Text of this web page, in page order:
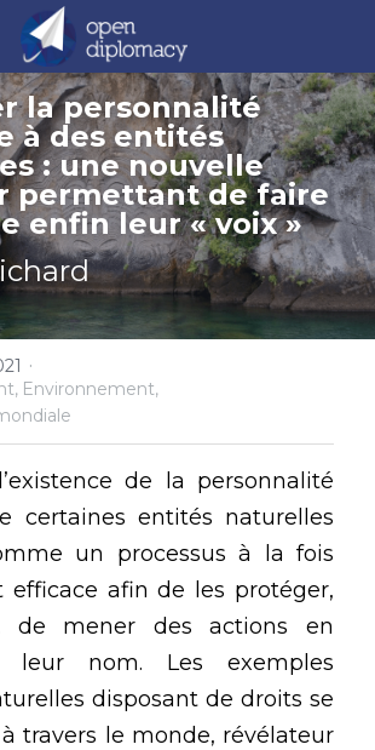
leaders
la polycrise
la personnalité
à des entités
: une nouvelle
permettant de faire
enfin leur « voix »
·
Environnement,
de la personnalité
certaines entités naturelles
un processus à la fois
efficace afin de les protéger,
de mener des actions en
leur nom. Les exemples
disposant de droits se
travers le monde, révélateur